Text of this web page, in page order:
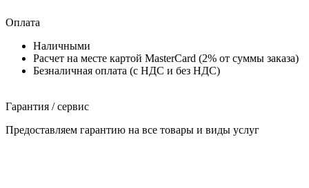
Оплата
Наличными
Расчет на месте картой MasterCard (2% от суммы заказа)
Безналичная оплата (с НДС и без НДС)
Гарантия / сервис
Предоставляем гарантию на все товары и виды услуг